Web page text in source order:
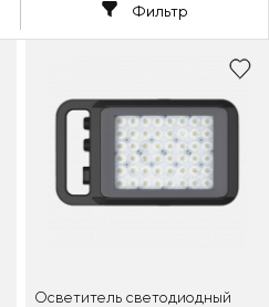
Фильтр
Осветитель светодиодный